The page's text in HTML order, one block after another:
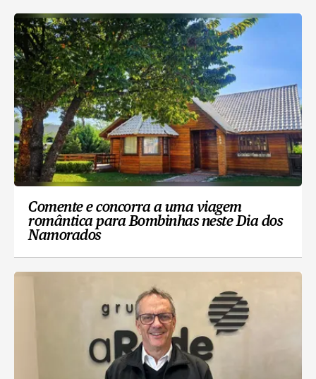
Comente e concorra a uma viagem
romântica para Bombinhas neste Dia dos
Namorados